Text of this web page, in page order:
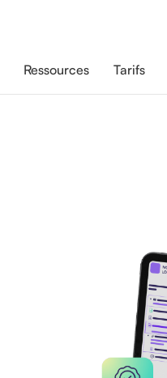
Ressources Tarifs